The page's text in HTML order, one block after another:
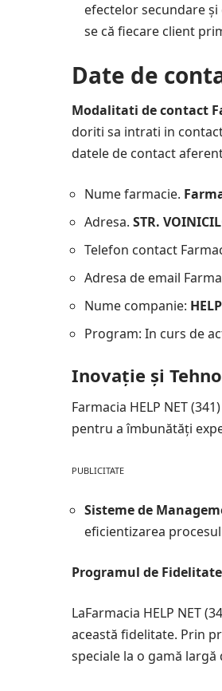
efectelor secundare
se că fiecare client
Date de
Modalitati de contact
doriti sa intrati in contact
datele de contact
Nume farmacie.
Adresa.STR.
Telefon contact
Adresa de email
Nume companie:
Program: In curs de
Inovație și
Farmacia HELP NET
pentru a îmbunătăți
PUBLICITATE
Sisteme de
eficientizarea
Programul de
LaFarmacia HELP NET
această fidelitate. Prin
speciale la o gamă largă